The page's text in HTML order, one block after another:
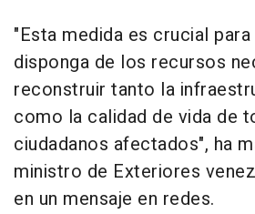
"Esta medida es crucial
disponga de los recursos
reconstruir tanto la
como la calidad de vida de
ciudadanos afectados", ha
ministro de Exteriores
en un mensaje en redes.